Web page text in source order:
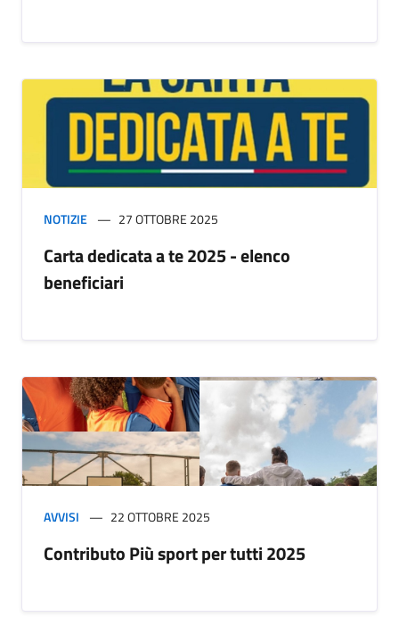
NOTIZIE 27 OTTOBRE 2025
Carta dedicata a te 2025 - elenco
beneficiari
AVVISI 22 OTTOBRE 2025
Contributo Più sport per tutti 2025